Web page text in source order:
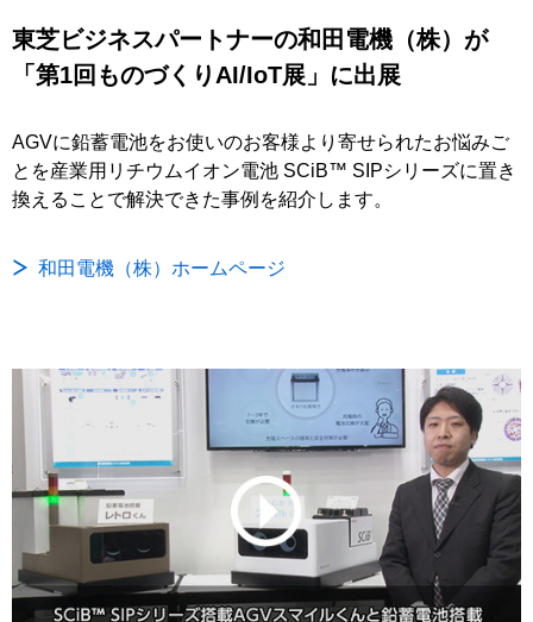
東芝ビジネスパートナーの和田電機（株）が
「第1回ものづくりAI/IoT展」に出展
AGVに鉛蓄電池をお使いのお客様より寄せられたお悩みご
とを産業用リチウムイオン電池 SCiB™ SIPシリーズに置き
換えることで解決できた事例を紹介します。
和田電機（株）ホームページ